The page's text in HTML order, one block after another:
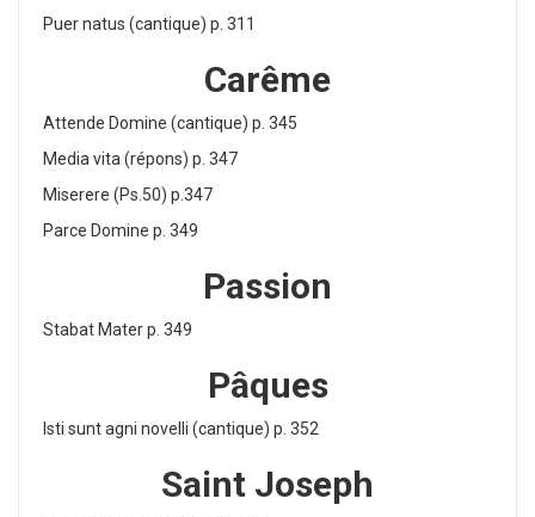
Puer natus (cantique) p. 311
Carême
Attende Domine (cantique) p. 345
Media vita (répons) p. 347
Miserere (Ps.50) p.347
Parce Domine p. 349
Passion
Stabat Mater p. 349
Pâques
Isti sunt agni novelli (cantique) p. 352
Saint Joseph